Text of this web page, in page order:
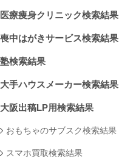
医療痩身クリニック検索結果
喪中はがきサービス検索結果
塾検索結果
大手ハウスメーカー検索結果
大阪出稿LP用検索結果
おもちゃのサブスク検索結果
スマホ買取検索結果